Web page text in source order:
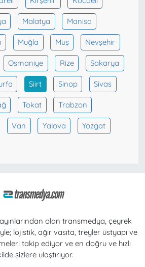
Malatya Manisa
Muğla Muş Nevşehir
Osmaniye Rize Sakarya
Siirt Sinop Sivas
Tokat Trabzon
Van Yalova Yozgat
olan transmedya, çeyrek
lojistik, ağır vasıta, treyler üstyapı ve
takip ediyor ve en doğru ve hızlı
sizlere ulaştırıyor.